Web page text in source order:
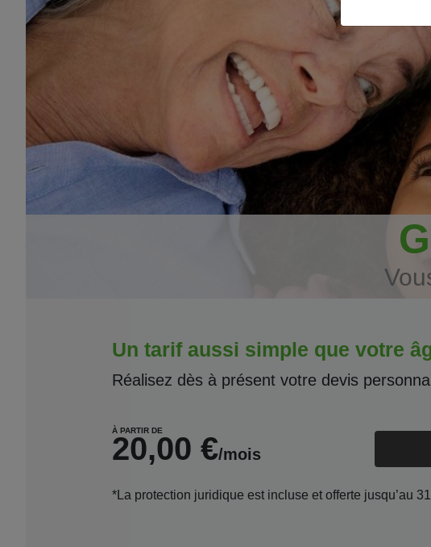
Un tarif aussi simple que votre
Réalisez dès à présent votre devis
20,00 €/mois
À PARTIR DE
*La protection juridique est incluse et offerte jusqu’au